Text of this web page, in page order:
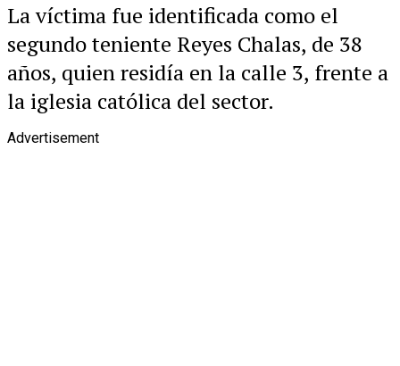
La víctima fue identificada como el
segundo teniente Reyes Chalas, de 38
años, quien residía en la calle 3, frente a
la iglesia católica del sector.
Advertisement